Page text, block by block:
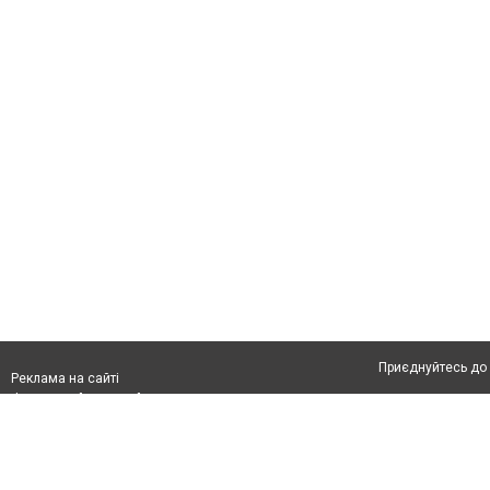
Реклама на сайті
Приєднуйтесь до